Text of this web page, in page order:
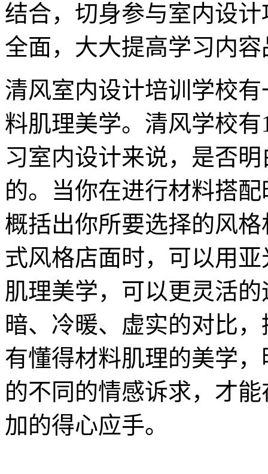
结合，切身参与室内设
全面，大大提高学习内
清风室内设计培训学校
料肌理美学。清风学校
习室内设计来说，是否
的。当你在进行材料搭
概括出你所要选择的风
式风格店面时，可以用
肌理美学，可以更灵活
暗、冷暖、虚实的对比
有懂得材料肌理的美学
的不同的情感诉求，才
加的得心应手。